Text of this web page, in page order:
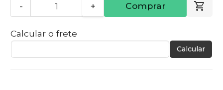
- + Comprar
Calcular o frete
Calcular